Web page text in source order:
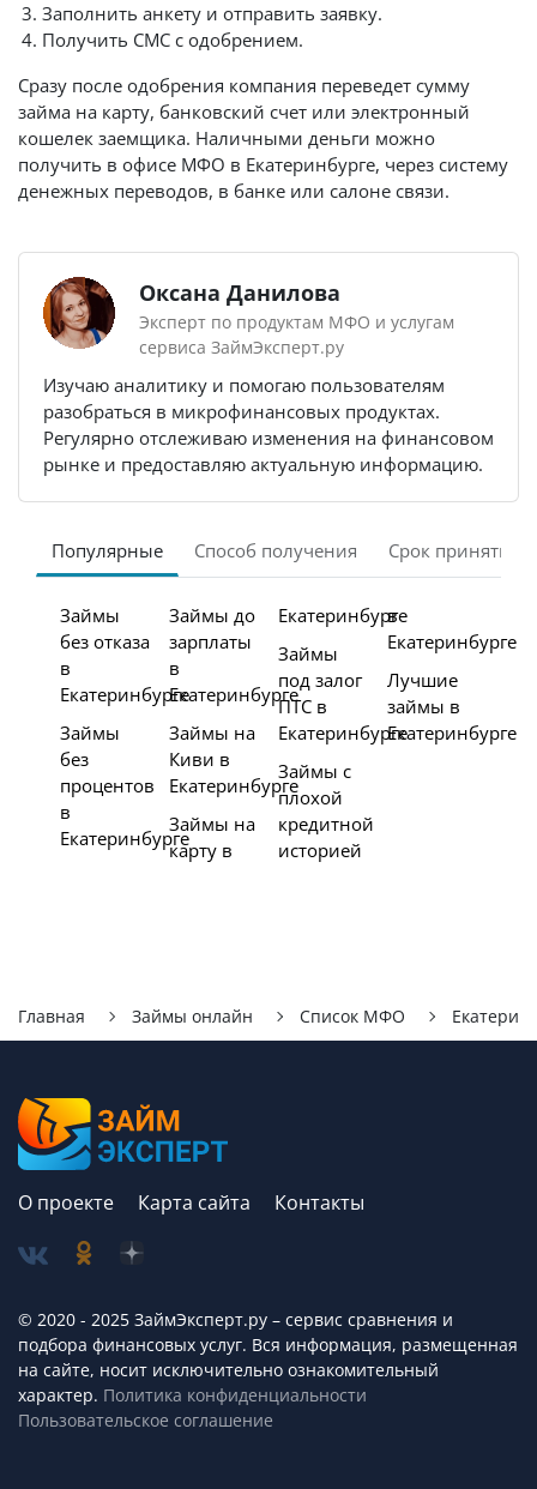
Заполнить анкету и отправить заявку.
Получить СМС с одобрением.
Сразу после одобрения компания переведет сумму
займа на карту, банковский счет или электронный
кошелек заемщика. Наличными деньги можно
получить в офисе МФО в Екатеринбурге, через систему
денежных переводов, в банке или салоне связи.
Оксана Данилова
Эксперт по продуктам МФО и услугам
сервиса ЗаймЭксперт.ру
Изучаю аналитику и помогаю пользователям
разобраться в микрофинансовых продуктах.
Регулярно отслеживаю изменения на финансовом
рынке и предоставляю актуальную информацию.
Популярные Способ получения Срок принятия
Займы
без отказа
в
Екатеринбурге
Займы
без
процентов
в
Екатеринбурге
Займы до
зарплаты
в
Екатеринбурге
Займы на
Киви в
Екатеринбурге
Займы на
карту в
Екатеринбурге
Займы
под залог
ПТС в
Екатеринбурге
Займы с
плохой
кредитной
историей
в
Екатеринбурге
Лучшие
займы в
Екатеринбурге
Главная Займы онлайн Список МФО
О проекте Карта сайта Контакты
© 2020 - 2025 ЗаймЭксперт.ру – сервис cравнения и
подбора финансовых услуг. Вся информация, размещенная
на сайте, носит исключительно ознакомительный
характер. Политика конфиденциальности
Пользовательское соглашение